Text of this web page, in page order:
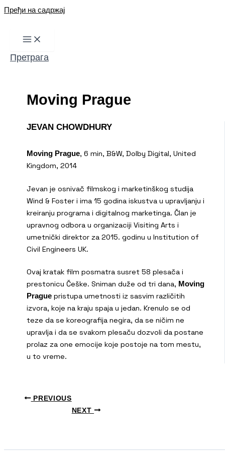
Пређи на садржај
Претрага
Moving Prague
JEVAN CHOWDHURY
Moving Prague, 6 min, B&W, Dolby Digital, United
Kingdom, 2014
Jevan je osnivač filmskog i marketinškog studija
Wind & Foster i ima 15 godina iskustva u upravljanju i
kreiranju programa i digitalnog marketinga. Član je
upravnog odbora u organizaciji Visiting Arts i
umetnički direktor za 2015. godinu u Institution of
Civil Engineers UK.
Ovaj kratak film posmatra susret 58 plesača i
prestonicu Češke. Sniman duže od tri dana, Moving
Prague pristupa umetnosti iz sasvim različitih
izvora, koje na kraju spaja u jedan. Krenulo se od
teze da se koreografija negira, da se ničim ne
upravlja i da se svakom plesaču dozvoli da postane
prolaz za one emocije koje postoje na tom mestu,
u to vreme.
PREVIOUS
NEXT